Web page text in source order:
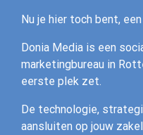
Nu je hier toch bent,
Donia Media is een
marketingbureau in
eerste plek zet.
De technologie,
aansluiten op jouw